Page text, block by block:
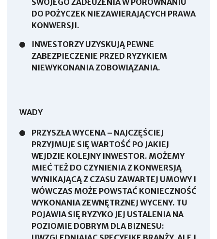
SWOJEGO ZADŁUŻENIA W PORÓWNANIU
DO POŻYCZEK NIEZAWIERAJĄCYCH PRAWA
KONWERSJI.
INWESTORZY UZYSKUJĄ PEWNE
ZABEZPIECZENIE PRZED RYZYKIEM
NIEWYKONANIA ZOBOWIĄZANIA.
WADY
PRZYSZŁA WYCENA – NAJCZĘŚCIEJ
PRZYJMUJE SIĘ WARTOŚĆ PO JAKIEJ
WEJDZIE KOLEJNY INWESTOR. MOŻEMY
MIEĆ TEŻ DO CZYNIENIA Z KONWERSJĄ
WYNIKAJĄCĄ Z CZASU ZAWARTEJ UMOWY I
WÓWCZAS MOŻE POWSTAĆ KONIECZNOŚĆ
WYKONANIA ZEWNĘTRZNEJ WYCENY. TU
POJAWIA SIĘ RYZYKO JEJ USTALENIA NA
POZIOMIE DOBRYM DLA BIZNESU: